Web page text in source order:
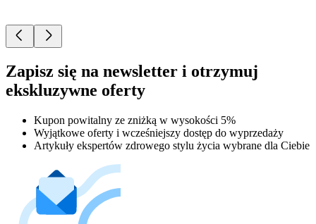
Zapisz się na newsletter i otrzymuj
ekskluzywne oferty
Kupon powitalny ze zniżką w wysokości 5%
Wyjątkowe oferty i wcześniejszy dostęp do wyprzedaży
Artykuły ekspertów zdrowego stylu życia wybrane dla Ciebie